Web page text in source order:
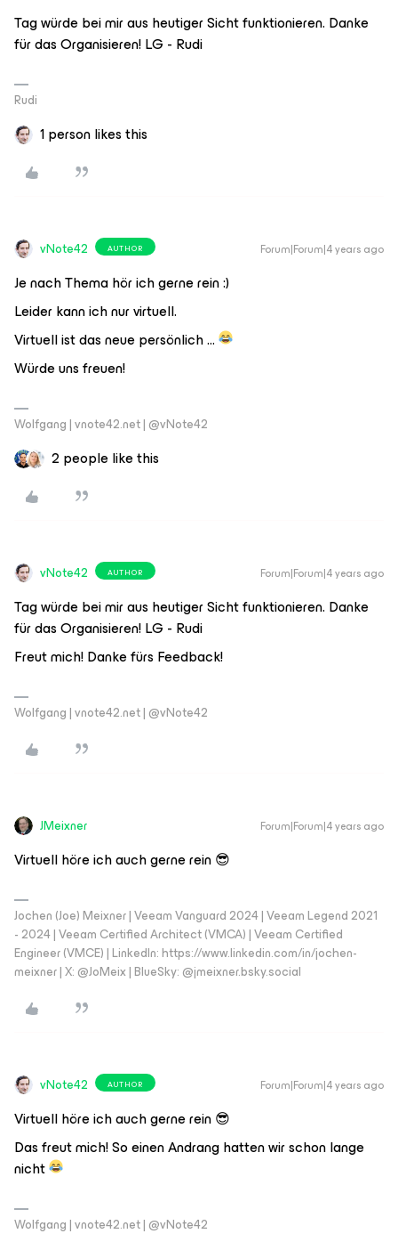
Tag würde bei mir aus heutiger Sicht funktionieren. Danke
für das Organisieren! LG - Rudi
Rudi
1 person likes this
vNote42 AUTHOR Forum|Forum|4 years ago
Je nach Thema hör ich gerne rein :)
Leider kann ich nur virtuell.
Virtuell ist das neue persönlich …
Würde uns freuen!
Wolfgang | vnote42.net | @vNote42
2 people like this
vNote42 AUTHOR Forum|Forum|4 years ago
Tag würde bei mir aus heutiger Sicht funktionieren. Danke
für das Organisieren! LG - Rudi
Freut mich! Danke fürs Feedback!
Wolfgang | vnote42.net | @vNote42
JMeixner Forum|Forum|4 years ago
Virtuell höre ich auch gerne rein 😎
Jochen (Joe) Meixner | Veeam Vanguard 2024 | Veeam Legend 2021
- 2024 | Veeam Certified Architect (VMCA) | Veeam Certified
Engineer (VMCE) | LinkedIn: https://www.linkedin.com/in/jochen-
meixner | X: @JoMeix | BlueSky: @jmeixner.bsky.social
vNote42 AUTHOR Forum|Forum|4 years ago
Virtuell höre ich auch gerne rein 😎
Das freut mich! So einen Andrang hatten wir schon lange
nicht
Wolfgang | vnote42.net | @vNote42